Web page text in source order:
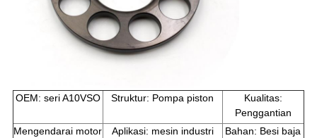
OEM: seri A10VSO Struktur: Pompa piston
Kualitas:
Penggantian
Mengendarai motor
Aplikasi: mesin industri
Bahan: Besi baja